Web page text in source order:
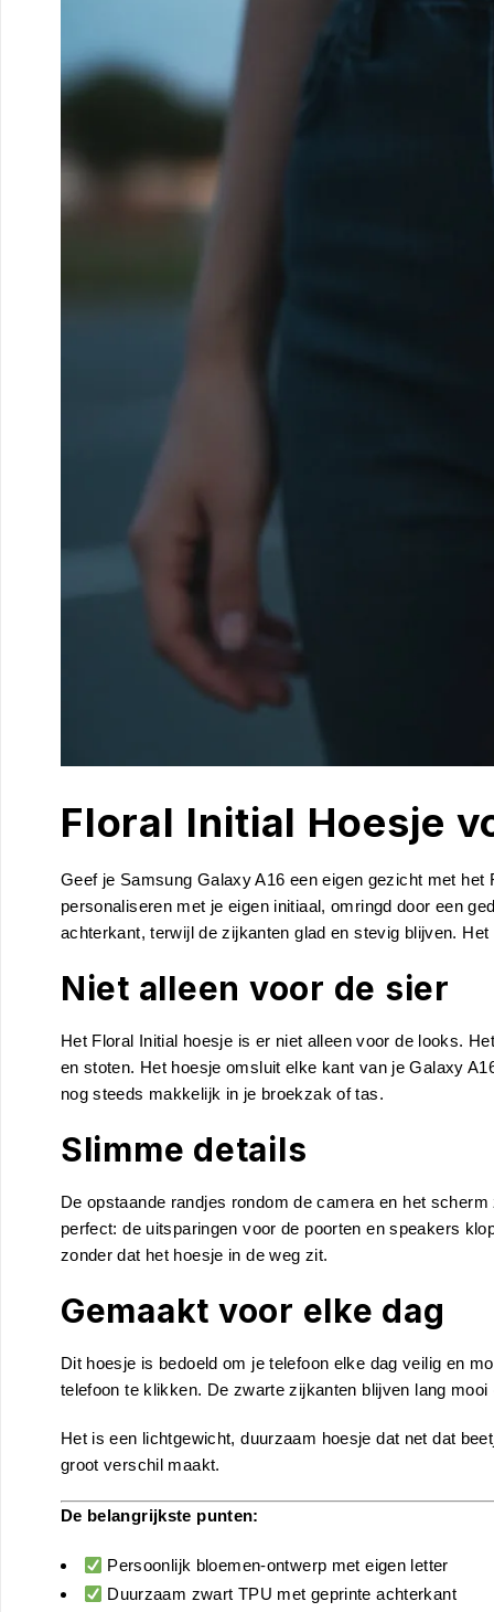
Floral Initial Hoesje
Geef je Samsung Galaxy A16 een eigen gezicht met
personaliseren met je eigen initiaal, omringd door een
achterkant, terwijl de zijkanten glad en stevig blijven.
Niet alleen voor de sier
Het Floral Initial hoesje is er niet alleen voor de looks.
en stoten. Het hoesje omsluit elke kant van je Galaxy
nog steeds makkelijk in je broekzak of tas.
Slimme details
De opstaande randjes rondom de camera en het
perfect: de uitsparingen voor de poorten en speakers
zonder dat het hoesje in de weg zit.
Gemaakt voor elke dag
Dit hoesje is bedoeld om je telefoon elke dag veilig en
telefoon te klikken. De zwarte zijkanten blijven lang
Het is een lichtgewicht, duurzaam hoesje dat net dat
groot verschil maakt.
De belangrijkste punten:
Persoonlijk bloemen-ontwerp met eigen letter
Duurzaam zwart TPU met geprinte achterkant